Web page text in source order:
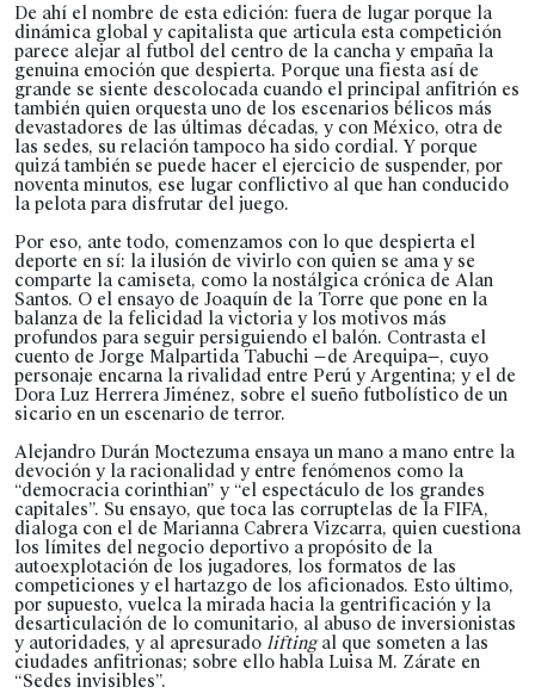
De ahí el nombre de esta edición: fuera de lugar porque la
dinámica global y capitalista que articula esta competición
parece alejar al futbol del centro de la cancha y empaña la
genuina emoción que despierta. Porque una fiesta así de
grande se siente descolocada cuando el principal anfitrión es
también quien orquesta uno de los escenarios bélicos más
devastadores de las últimas décadas, y con México, otra de
las sedes, su relación tampoco ha sido cordial. Y porque
quizá también se puede hacer el ejercicio de suspender, por
noventa minutos, ese lugar conflictivo al que han conducido
la pelota para disfrutar del juego.
Por eso, ante todo, comenzamos con lo que despierta el
deporte en sí: la ilusión de vivirlo con quien se ama y se
comparte la camiseta, como la nostálgica crónica de Alan
Santos. O el ensayo de Joaquín de la Torre que pone en la
balanza de la felicidad la victoria y los motivos más
profundos para seguir persiguiendo el balón. Contrasta el
cuento de Jorge Malpartida Tabuchi —de Arequipa—, cuyo
personaje encarna la rivalidad entre Perú y Argentina; y el de
Dora Luz Herrera Jiménez, sobre el sueño futbolístico de un
sicario en un escenario de terror.
Alejandro Durán Moctezuma ensaya un mano a mano entre la
devoción y la racionalidad y entre fenómenos como la
“democracia corinthian” y “el espectáculo de los grandes
capitales”. Su ensayo, que toca las corruptelas de la FIFA,
dialoga con el de Marianna Cabrera Vizcarra, quien cuestiona
los límites del negocio deportivo a propósito de la
autoexplotación de los jugadores, los formatos de las
competiciones y el hartazgo de los aficionados. Esto último,
por supuesto, vuelca la mirada hacia la gentrificación y la
desarticulación de lo comunitario, al abuso de inversionistas
y autoridades, y al apresurado liftingal que someten a las
ciudades anfitrionas; sobre ello habla Luisa M. Zárate en
“Sedes invisibles”.